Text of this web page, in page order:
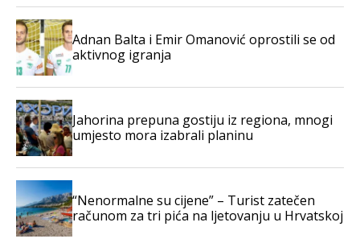
Adnan Balta i Emir Omanović oprostili se od
aktivnog igranja
Jahorina prepuna gostiju iz regiona, mnogi
umjesto mora izabrali planinu
“Nenormalne su cijene” – Turist zatečen
računom za tri pića na ljetovanju u Hrvatskoj